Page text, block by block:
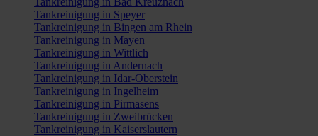
Tankreinigung in Speyer
Tankreinigung in Bingen am Rhein
Tankreinigung in Mayen
Tankreinigung in Wittlich
Tankreinigung in Andernach
Tankreinigung in Idar-Oberstein
Tankreinigung in Ingelheim
Tankreinigung in Pirmasens
Tankreinigung in Zweibrücken
Tankreinigung in Kaiserslautern